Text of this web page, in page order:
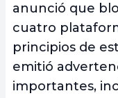
anunció que
cuatro
principios de
emitió
importantes,